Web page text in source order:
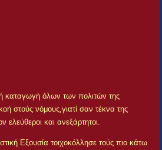
καταγωγή όλων των πολιτών της
στούς νόμους,γιατί σαν τέκνα της
και ανεξάρτητοι.
Εξουσία τοιχοκόλλησε τούς πιο κάτω